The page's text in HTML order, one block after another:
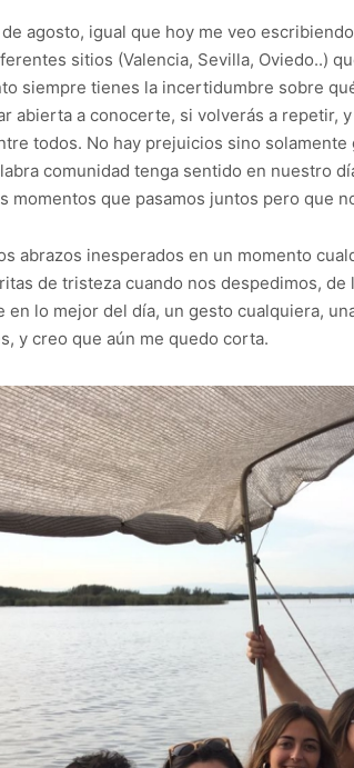
agosto, igual que hoy me veo
sitios (Valencia, Sevilla, Oviedo..)
siempre tienes la incertidumbre sobre
abierta a conocerte, si volverás a repetir,
todos. No hay prejuicios sino
comunidad tenga sentido en nuestro
momentos que pasamos juntos pero que
abrazos inesperados en un momento
de tristeza cuando nos despedimos,
lo mejor del día, un gesto cualquiera,
y creo que aún me quedo corta.